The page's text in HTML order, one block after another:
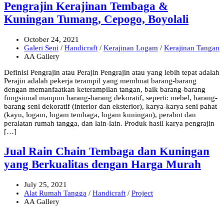
Pengrajin Kerajinan Tembaga &
Kuningan Tumang, Cepogo, Boyolali
October 24, 2021
Galeri Seni / Handicraft / Kerajinan Logam / Kerajinan Tangan
AA Gallery
Definisi Pengrajin atau Perajin Pengrajin atau yang lebih tepat adalah
Perajin adalah pekerja terampil yang membuat barang-barang
dengan memanfaatkan keterampilan tangan, baik barang-barang
fungsional maupun barang-barang dekoratif, seperti: mebel, barang-
barang seni dekoratif (interior dan eksterior), karya-karya seni pahat
(kayu, logam, logam tembaga, logam kuningan), perabot dan
peralatan rumah tangga, dan lain-lain. Produk hasil karya pengrajin
[…]
Jual Rain Chain Tembaga dan Kuningan
yang Berkualitas dengan Harga Murah
July 25, 2021
Alat Rumah Tangga / Handicraft / Project
AA Gallery